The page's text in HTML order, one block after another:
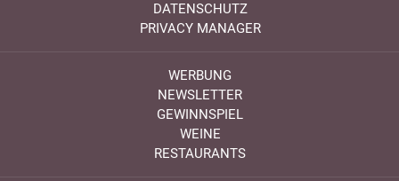
DATENSCHUTZ
PRIVACY MANAGER
WERBUNG
NEWSLETTER
GEWINNSPIEL
WEINE
RESTAURANTS